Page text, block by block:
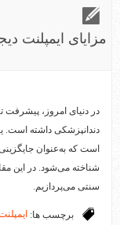
مزایای ایمپلنت
در دنیای امروز،
دندانپزشکی داشته است.
است که به‌عنوان
شناخته می‌شود. در این
سنتی می‌پردازیم.
برچسب ها: